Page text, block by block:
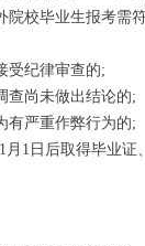
毕业生报考需符
纪律审查的;
尚未做出结论的;
严重作弊行为的;
日后取得毕业证